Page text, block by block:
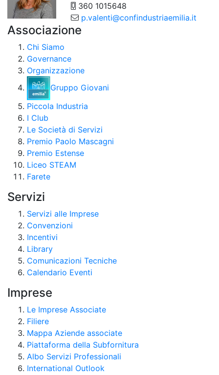
360 1015648
p.valenti@confindustriaemilia.it
Associazione
Chi Siamo
Governance
Organizzazione
Gruppo Giovani
Piccola Industria
I Club
Le Società di Servizi
Premio Paolo Mascagni
Premio Estense
Liceo STEAM
Farete
Servizi
Servizi alle Imprese
Convenzioni
Incentivi
Library
Comunicazioni Tecniche
Calendario Eventi
Imprese
Le Imprese Associate
Filiere
Mappa Aziende associate
Piattaforma della Subfornitura
Albo Servizi Professionali
International Outlook